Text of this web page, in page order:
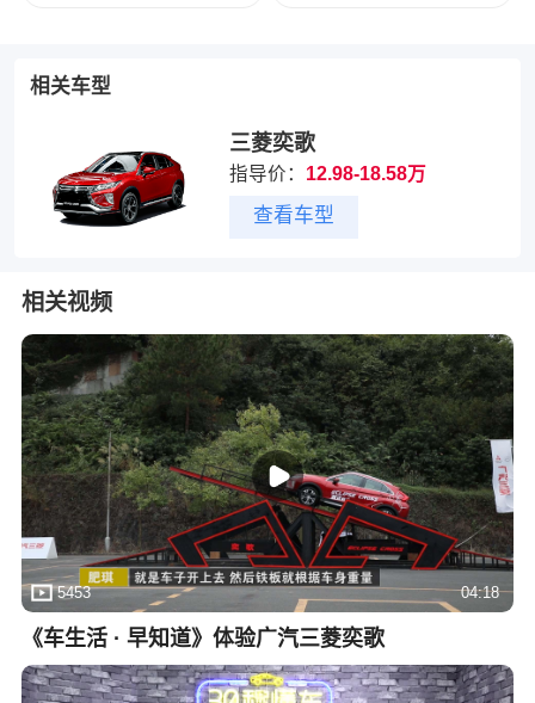
相关车型
三菱奕歌
指导价： 12.98-18.58万
查看车型
相关视频
5453 04:18
《车生活 · 早知道》体验广汽三菱奕歌